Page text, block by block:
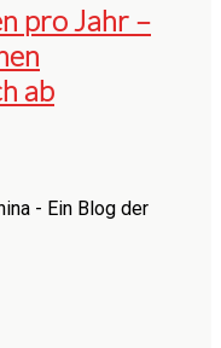
pro Jahr –
ab
- Ein Blog der